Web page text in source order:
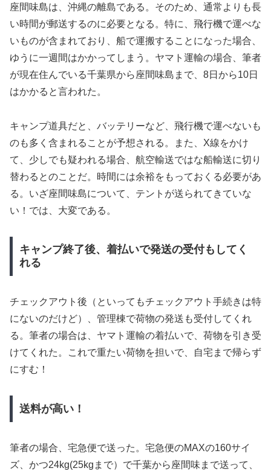
座間味島は、沖縄の離島である。そのため、通常よりも長
い時間が郵送するのに必要となる。特に、飛行機で運べな
いものが含まれており、船で運搬することになった場合、
ゆうに一週間はかかってしまう。ヤマト運輸の場合、筆者
が現在住んでいる千葉県から座間味島まで、8日から10日
はかかると言われた。
キャンプ道具だと、バッテリーなど、飛行機で運べないも
のも多く含まれることが予想される。また、X線をかけ
て、少しでも疑われる場合、航空輸送ではな船輸送に切り
替わるとのことだ。時間には余裕をもっておくる必要があ
る。いざ座間味島について、テントが送られてきていな
い！では、大変である。
キャンプ終了後、着払いで発送の受付もしてく
れる
チェックアウト後（といってもチェックアウト手続きは特
にないのだけど）、管理棟で荷物の発送も受付してくれ
る。筆者の場合は、ヤマト運輸の着払いで、荷物を引き受
けてくれた。これで重たい荷物を担いで、自宅まで帰らず
にすむ！
送料が高い！
筆者の場合、宅急便で送った。宅急便のMAXの160サイ
ズ、かつ24kg(25kgまで）で千葉から座間味まで送って、